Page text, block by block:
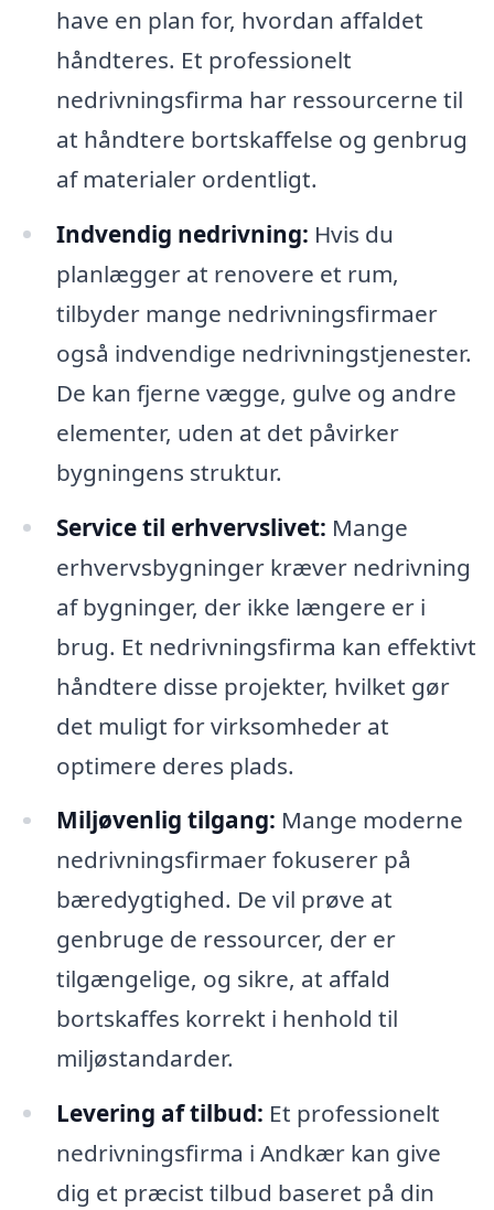
have en plan for, hvordan affaldet
håndteres. Et professionelt
nedrivningsfirma har ressourcerne til
at håndtere bortskaffelse og genbrug
af materialer ordentligt.
Indvendig nedrivning: Hvis du
planlægger at renovere et rum,
tilbyder mange nedrivningsfirmaer
også indvendige nedrivningstjenester.
De kan fjerne vægge, gulve og andre
elementer, uden at det påvirker
bygningens struktur.
Service til erhvervslivet: Mange
erhvervsbygninger kræver nedrivning
af bygninger, der ikke længere er i
brug. Et nedrivningsfirma kan effektivt
håndtere disse projekter, hvilket gør
det muligt for virksomheder at
optimere deres plads.
Miljøvenlig tilgang: Mange moderne
nedrivningsfirmaer fokuserer på
bæredygtighed. De vil prøve at
genbruge de ressourcer, der er
tilgængelige, og sikre, at affald
bortskaffes korrekt i henhold til
miljøstandarder.
Levering af tilbud: Et professionelt
nedrivningsfirma i Andkær kan give
dig et præcist tilbud baseret på din